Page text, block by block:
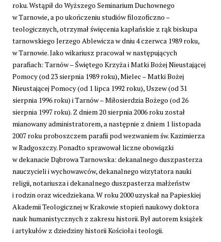
roku. Wstąpił do Wyższego Seminarium Duchownego
w Tarnowie, a po ukończeniu studiów filozoficzno –
teologicznych, otrzymał święcenia kapłańskie z rąk biskupa
tarnowskiego Jerzego Ablewicza w dniu 4 czerwca 1989 roku,
w Tarnowie. Jako wikariusz pracował w następujących
parafiach: Tarnów – Świętego Krzyża i Matki Bożej Nieustającej
Pomocy (od 23 sierpnia 1989 roku), Mielec – Matki Bożej
Nieustającej Pomocy (od 1 lipca 1992 roku), Uszew (od 31
sierpnia 1996 roku) i Tarnów – Miłosierdzia Bożego (od 26
sierpnia 1997 roku). Z dniem 20 sierpnia 2006 roku został
mianowany administratorem, a następnie z dniem 1 listopada
2007 roku proboszczem parafii pod wezwaniem św. Kazimierza
w Radgoszczy. Ponadto sprawował liczne obowiązki
w dekanacie Dąbrowa Tarnowska: dekanalnego duszpasterza
nauczycieli i wychowawców, dekanalnego wizytatora nauki
religii, notariusza i dekanalnego duszpasterza małżeństw
i rodzin oraz wicedziekana. W roku 2000 uzyskał na Papieskiej
Akademii Teologicznej w Krakowie stopień naukowy doktora
nauk humanistycznych z zakresu historii. Był autorem książek
i artykułów z dziedziny historii Kościoła i teologii.